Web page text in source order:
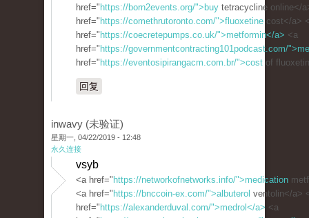
href=" https://born2events.org/">buy tetracycline online</
href=" https://comethrutoronto.com/">fluoxetine cost</a>
href=" https://coecretepumps.co.uk/">metformin</a> <a
href=" https://governmentcontracting101podcast.com/
href=" https://eventosipirangacm.com.br/">cost of
回复
inwavy (未验证)
星期一, 04/22/2019 - 12:48
永久连接
vsyb
<a href=" https://networkofnetworks.info/">medication
<a href=" https://bnccoin-ex.com/">albuterol ventolin</a>
href=" https://alexanderduval.com/">medrol</a> <a